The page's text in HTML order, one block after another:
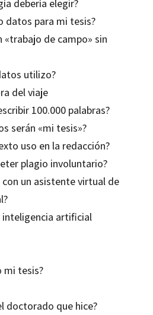
debería elegir?
datos para mi tesis?
«trabajo de campo» sin
utilizo?
del viaje
100.000 palabras?
serán «mi tesis»?
uso en la redacción?
plagio involuntario?
con un asistente virtual de
inteligencia artificial
mi tesis?
doctorado que hice?